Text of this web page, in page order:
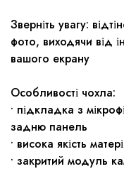
Зверніть увагу:
фото, виходячи від
вашого екрану
Особливості чохла:
• підкладка з
задню панель
• висока якість
• закритий модуль